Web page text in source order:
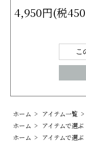
4,950円(税
こ
ホーム > アイテム一覧 >
ホーム > アイテムで選ぶ
ホーム > アイテムで選ぶ